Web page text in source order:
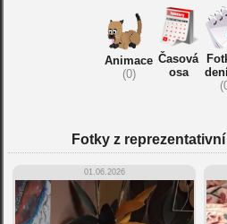
Animace
(0)
Časová
osa
Fotky z
01.06.2026